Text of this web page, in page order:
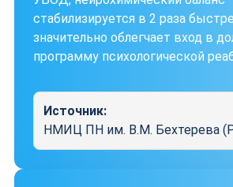
стабилизируется в 2 раза
значительно облегчает вход в
программу психологической
Источник:
НМИЦ ПН им. В.М. Бехтерева